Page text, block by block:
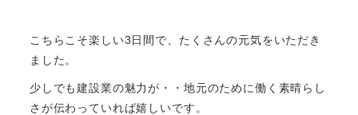
こちらこそ楽しい3日間で、たくさんの元気をいただき
ました。
少しでも建設業の魅力が・・地元のために働く素晴らし
さが伝わっていれば嬉しいです。